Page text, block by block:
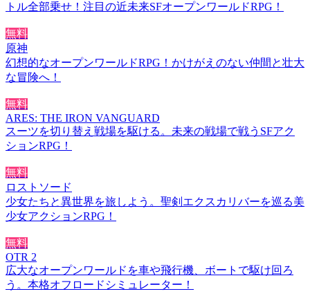
トル全部乗せ！注目の近未来SFオープンワールドRPG！
無料
原神
幻想的なオープンワールドRPG！かけがえのない仲間と壮大
な冒険へ！
無料
ARES: THE IRON VANGUARD
スーツを切り替え戦場を駆ける。未来の戦場で戦うSFアク
ションRPG！
無料
ロストソード
少女たちと異世界を旅しよう。聖剣エクスカリバーを巡る美
少女アクションRPG！
無料
OTR 2
広大なオープンワールドを車や飛行機、ボートで駆け回ろ
う。本格オフロードシミュレーター！